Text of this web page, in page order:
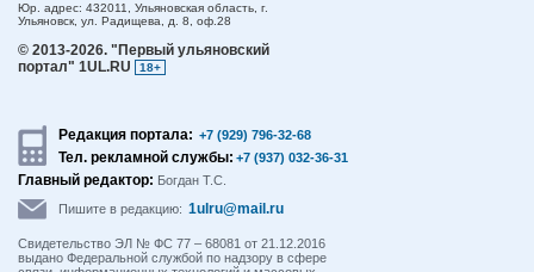
Юр. адрес: 432011, Ульяновская область, г.
Ульяновск, ул. Радищева, д. 8, оф.28
© 2013-2026. "Первый ульяновский
портал" 1UL.RU
18+
Редакция портала: +7 (929) 796-32-68
Тел. рекламной службы: +7 (937) 032-36-31
Главный редактор: Богдан Т.С.
Пишите в редакцию: 1ulru@mail.ru
Свидетельство ЭЛ № ФС 77 – 68081 от 21.12.2016
выдано Федеральной службой по надзору в сфере